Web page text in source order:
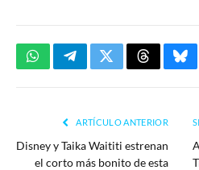
WhatsAppTelegramTwitterThreads
ARTÍCULO ANTERIOR
Disney y Taika Waititi estrenan
el corto más bonito de esta